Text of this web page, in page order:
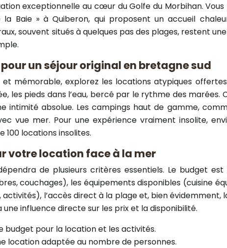
exceptionnelle au cœur du Golfe du Morbihan.
la Baie » à Quiberon, qui proposent un accueil
souvent situés à quelques pas des plages, restent
un séjour original en bretagne sud
et mémorable, explorez les locations atypiques
les pieds dans l’eau, bercé par le rythme des
intimité absolue. Les campings haut de gamme,
vue mer. Pour une expérience vraiment insolite,
100 locations insolites.
votre location face à la mer
de plusieurs critères essentiels. Le budget
couchages), les équipements disponibles (cuisine
l’accès direct à la plage et, bien
influence directe sur les prix et la disponibilité.
budget pour la location et les activités.
location adaptée au nombre de personnes.